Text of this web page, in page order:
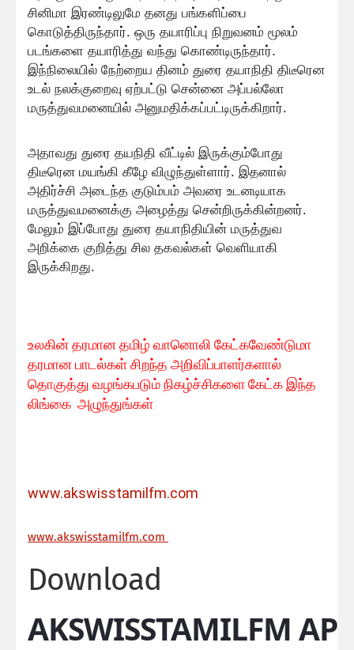
சினிமா இரண்டிலுமே தனது பங்களிப்பை
கொடுத்திருந்தார். ஒரு தயாரிப்பு நிறுவனம் மூலம்
படங்களை தயாரித்து வந்து கொண்டிருந்தார்.
இந்நிலையில் நேற்றைய தினம் துரை தயாநிதி திடீரென
உடல் நலக்குறைவு ஏற்பட்டு சென்னை அப்பல்லோ
மருத்துவமனையில் அனுமதிக்கப்பட்டிருக்கிறார்.
அதாவது துரை தயநிதி வீட்டில் இருக்கும்போது
திடீரென மயங்கி கீழே விழுந்துள்ளார். இதனால்
அதிர்ச்சி அடைந்த குடும்பம் அவரை உடனடியாக
மருத்துவமனைக்கு அழைத்து சென்றிருக்கின்றனர்.
மேலும் இப்போது துரை தயாநிதியின் மருத்துவ
அறிக்கை குறித்து சில தகவல்கள் வெளியாகி
இருக்கிறது.
உலகின் தரமான தமிழ் வானொலி கேட்கவேண்டுமா
தரமான பாடல்கள் சிறந்த அறிவிப்பாளர்களால்
தொகுத்து வழங்கபடும் நிகழ்ச்சிகளை கேட்க இந்த
லிங்கை அழுந்துங்கள்
www.akswisstamilfm.com
www.akswisstamilfm.com
Download
AKSWISSTAMILFM